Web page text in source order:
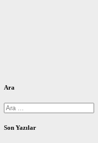
Ara
Arama:
Son Yazılar